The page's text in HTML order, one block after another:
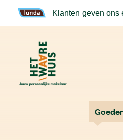
Klanten geven ons